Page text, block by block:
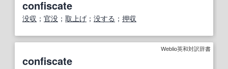
confiscate
没収 ； 官没 ； 取上げ ； 没する ； 押収
Weblio英和対訳辞書
confiscate